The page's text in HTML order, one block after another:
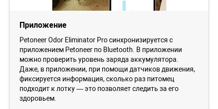
Приложение
Petoneer Odor Eliminator Pro синхронизируется с
приложением Petoneer по Bluetooth. В приложении
можно проверить уровень заряда аккумулятора.
Даже, в приложении, при помощи датчиков движения,
фиксируется информация, сколько раз питомец
подходит к лотку — это позволяет следить за его
здоровьем.